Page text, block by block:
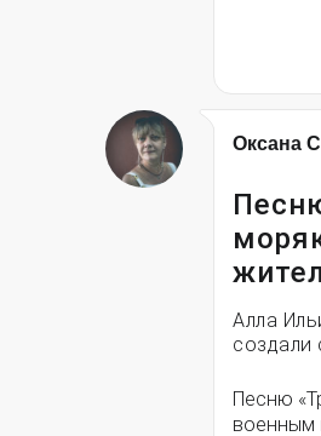
Оксана
Алла
Песню
военным